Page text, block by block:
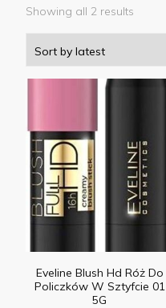
Showing all 2 results
Eveline Blush Hd Róż Do
Policzków W Sztyfcie 01
5G